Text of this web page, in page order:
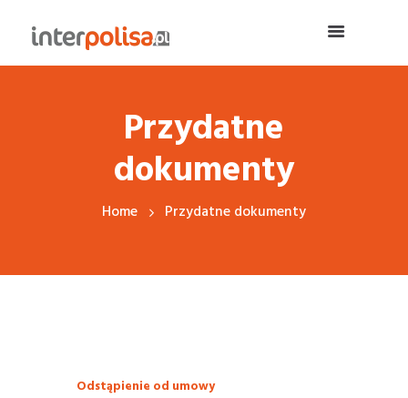
Przydatne
dokumenty
Home Przydatne dokumenty
Odstąpienie od umowy